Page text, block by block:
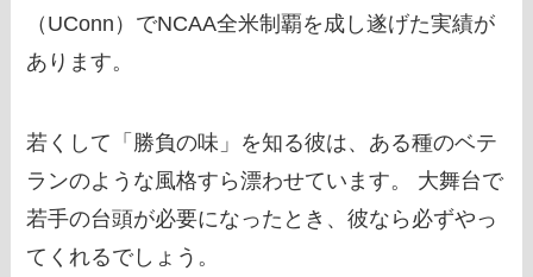
（UConn）でNCAA全米制覇を成し遂げた実績が
あります。
若くして「勝負の味」を知る彼は、ある種のベテ
ランのような風格すら漂わせています。 大舞台で
若手の台頭が必要になったとき、彼なら必ずやっ
てくれるでしょう。